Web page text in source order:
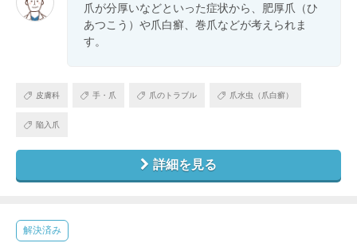
爪が分厚いなどといった症状から、肥厚爪（ひ
あつこう）や爪白癬、巻爪などが考えられま
す。
皮膚科 手・爪 爪のトラブル 爪水虫（爪白癬）
陥入爪
詳細を見る
解決済み